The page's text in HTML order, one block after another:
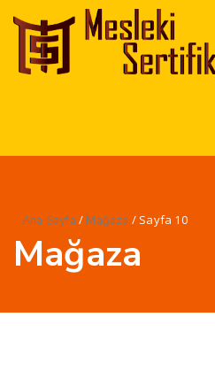
Ana Sayfa / Mağaza / Sayfa 10
Mağaza